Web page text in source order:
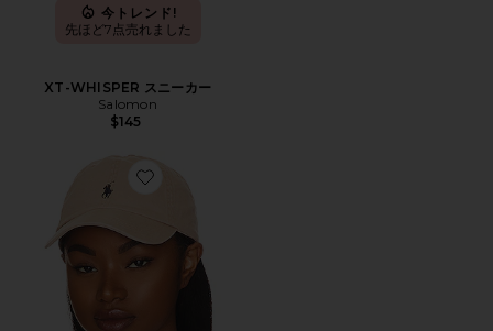
今トレンド!
先ほど7点売れました
XT-WHISPER スニーカー
Salomon
$145
Favorite ハット